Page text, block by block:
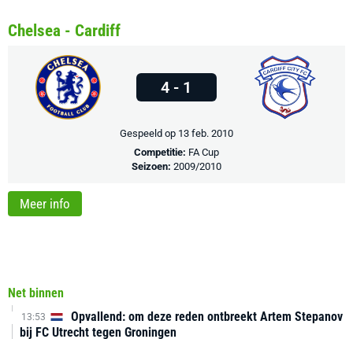
Net binnen
13:53
Opvallend: om deze reden ontbreekt Artem Stepanov
bij FC Utrecht tegen Groningen
Chelsea - Cardiff
4 - 1
Gespeeld op 13 feb. 2010
Competitie: FA Cup
Seizoen: 2009/2010
Meer info